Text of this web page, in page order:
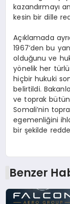
kazandırmayı
kesin bir dille
Açıklamada
1967’den bu
olduğunu ve
yönelik her
hiçbir hukuki
belirtildi.
ve toprak
Somali’nin
egemenliğini
bir şekilde
Benzer